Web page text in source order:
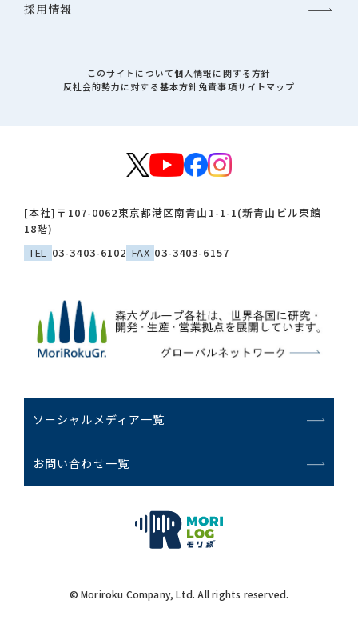
[本社] 〒107-0062東京都港区南青山1-1-1(新青山ビル東館
18階)
TEL 03-3403-6102 FAX 03-3403-6157
ソーシャルメディア一覧
お問い合わせ一覧
採用情報
このサイトについて個人情報に関する方針
反社会的勢力に対する基本方針免責事項サイトマップ
© Moriroku Company, Ltd. All rights reserved.